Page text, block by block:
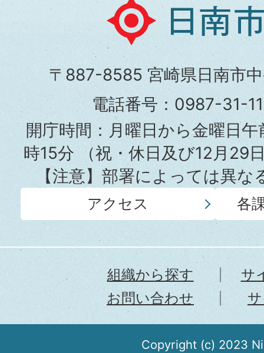
日
南
市
役
所
〒887-8585 宮崎県日南市
電話番号：0987-31-
開庁時間：月曜日から金曜日
時15分（祝・休日及び12月29
【注意】部署によっては異
アクセス 各
組織から探す
サ
お問い合わせ
Copyright (c) 2023